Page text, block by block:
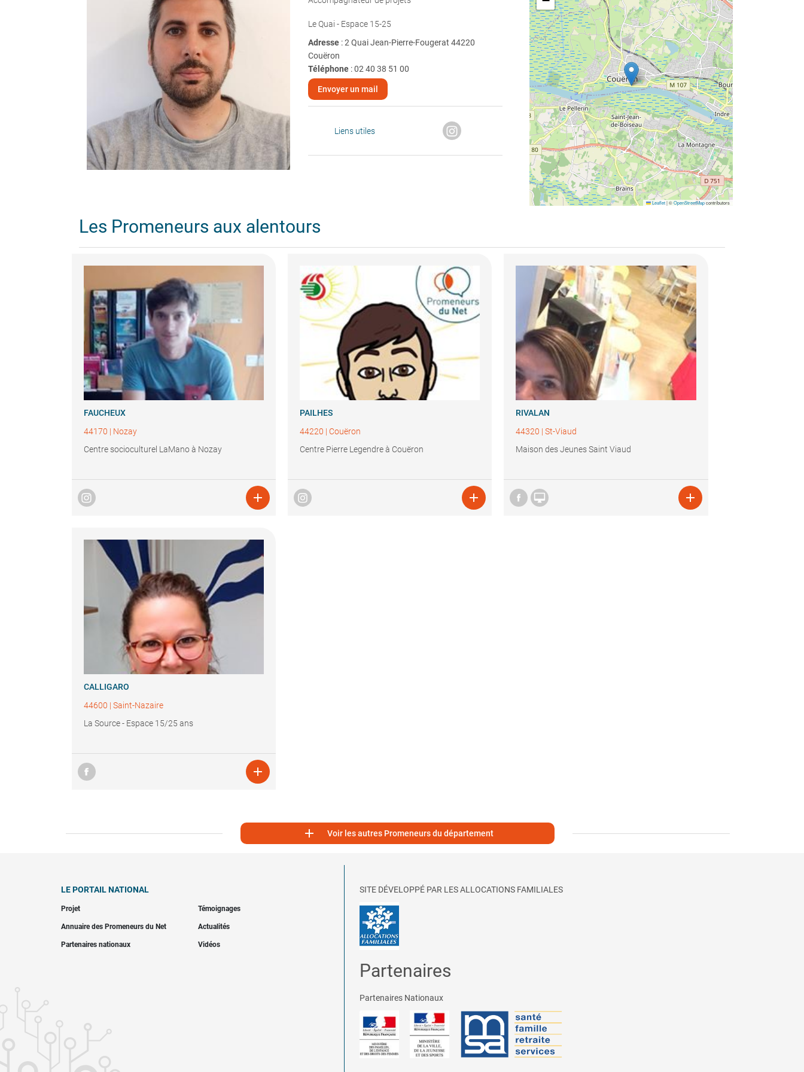
Le Quai - Espace 15-25
Adresse : 2 Quai Jean-Pierre-Fougerat 44220
Couëron
Téléphone:02 40 38 51 00
Envoyer un mail
Liens utiles
Leaflet |©OpenStreetMapcontributors
Les Promeneurs aux alentours
FAUCHEUX
44170 | Nozay
Centre socioculturel LaMano à Nozay

PAILHES
44220 | Couëron
Centre Pierre Legendre à Couëron

RIVALAN
44320 |St-Viaud
Maison des Jeunes Saint Viaud
 
CALLIGARO
44600 | Saint-Nazaire
La Source - Espace 15/25 ans

 Voir les autres Promeneurs du département
LE PORTAIL NATIONAL
Projet Témoignages
Annuaire des Promeneurs du Net Actualités
Partenaires nationaux Vidéos
SITE DÉVELOPPÉ PAR LES ALLOCATIONS FAMILIALES
Partenaires
Partenaires Nationaux